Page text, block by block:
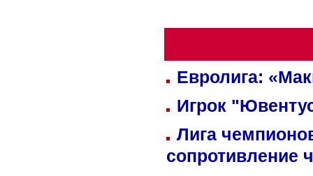
Евролига:
Игрок
Лига
сопротивление